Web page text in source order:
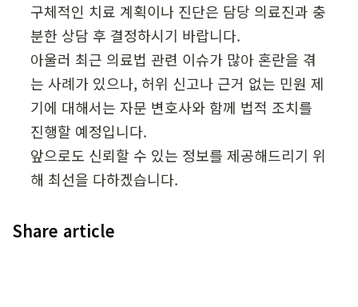
구체적인 치료 계획이나 진단은 담당 의료진과 충
분한 상담 후 결정하시기 바랍니다.
아울러 최근 의료법 관련 이슈가 많아 혼란을 겪
는 사례가 있으나, 허위 신고나 근거 없는 민원 제
기에 대해서는 자문 변호사와 함께 법적 조치를
진행할 예정입니다.
앞으로도 신뢰할 수 있는 정보를 제공해드리기 위
해 최선을 다하겠습니다.
Share article